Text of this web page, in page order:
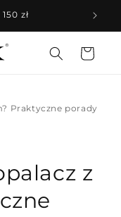
zł
Koszyk
Praktyczne porady
z